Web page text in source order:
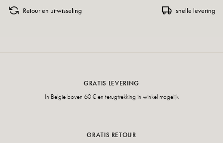
Retour en uitwisseling snelle levering
GRATIS LEVERING
In Belgie boven 60 € en terugtrekking in winkel mogelijk
GRATIS RETOUR